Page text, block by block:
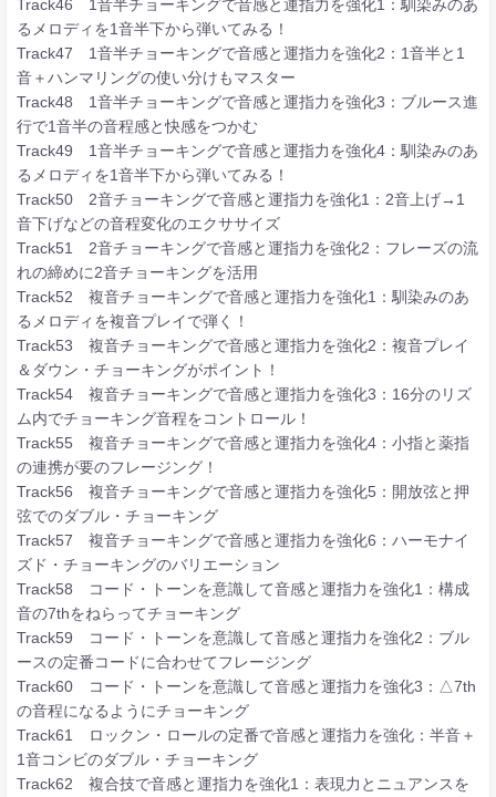
Track46 1音半チョーキングで音感と運指力を強化1：馴染みのあ
るメロディを1音半下から弾いてみる！
Track47 1音半チョーキングで音感と運指力を強化2：1音半と1
音＋ハンマリングの使い分けもマスター
Track48 1音半チョーキングで音感と運指力を強化3：ブルース進
行で1音半の音程感と快感をつかむ
Track49 1音半チョーキングで音感と運指力を強化4：馴染みのあ
るメロディを1音半下から弾いてみる！
Track50 2音チョーキングで音感と運指力を強化1：2音上げ→1
音下げなどの音程変化のエクササイズ
Track51 2音チョーキングで音感と運指力を強化2：フレーズの流
れの締めに2音チョーキングを活用
Track52 複音チョーキングで音感と運指力を強化1：馴染みのあ
るメロディを複音プレイで弾く！
Track53 複音チョーキングで音感と運指力を強化2：複音プレイ
＆ダウン・チョーキングがポイント！
Track54 複音チョーキングで音感と運指力を強化3：16分のリズ
ム内でチョーキング音程をコントロール！
Track55 複音チョーキングで音感と運指力を強化4：小指と薬指
の連携が要のフレージング！
Track56 複音チョーキングで音感と運指力を強化5：開放弦と押
弦でのダブル・チョーキング
Track57 複音チョーキングで音感と運指力を強化6：ハーモナイ
ズド・チョーキングのバリエーション
Track58 コード・トーンを意識して音感と運指力を強化1：構成
音の7thをねらってチョーキング
Track59 コード・トーンを意識して音感と運指力を強化2：ブル
ースの定番コードに合わせてフレージング
Track60 コード・トーンを意識して音感と運指力を強化3：△7th
の音程になるようにチョーキング
Track61 ロックン・ロールの定番で音感と運指力を強化：半音＋
1音コンビのダブル・チョーキング
Track62 複合技で音感と運指力を強化1：表現力とニュアンスを